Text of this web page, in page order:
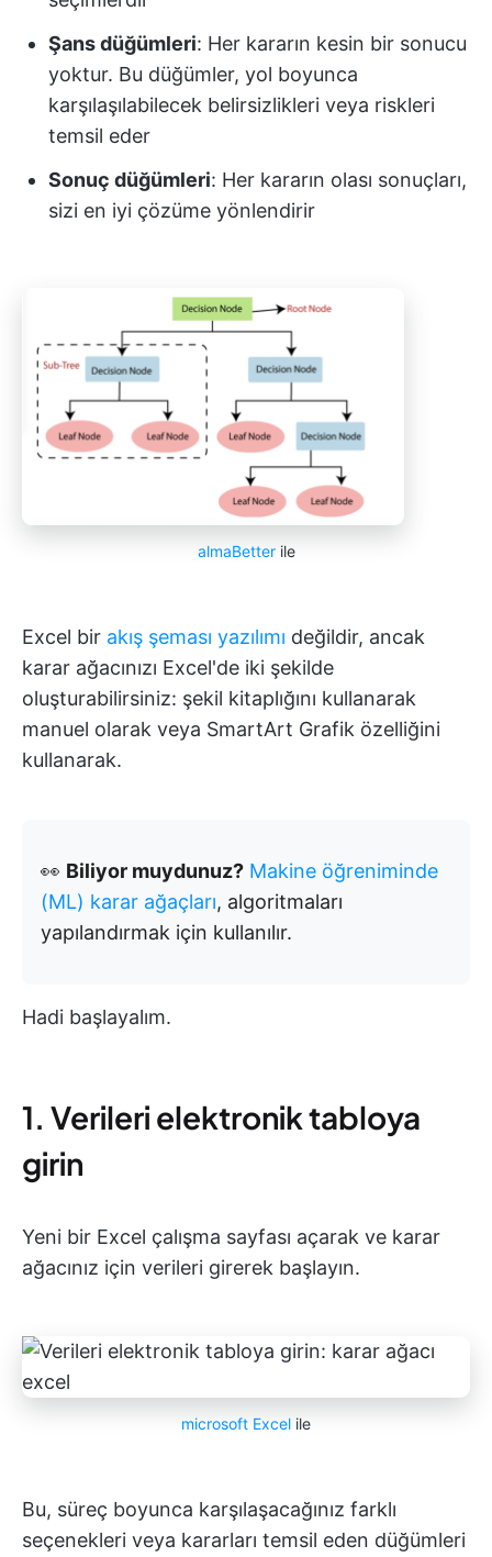
Şans düğümleri: Her kararın kesin bir sonucu
yoktur. Bu düğümler, yol boyunca
karşılaşılabilecek belirsizlikleri veya riskleri
temsil eder
Sonuç düğümleri: Her kararın olası sonuçları,
sizi en iyi çözüme yönlendirir
almaBetterile
Excel bir akış şeması yazılımı değildir, ancak
karar ağacınızı Excel'de iki şekilde
oluşturabilirsiniz: şekil kitaplığını kullanarak
manuel olarak veya SmartArt Grafik özelliğini
kullanarak.
👀 Biliyor muydunuz? Makine öğreniminde
(ML) karar ağaçları, algoritmaları
yapılandırmak için kullanılır.
Hadi başlayalım.
1. Verileri elektronik tabloya
girin
Yeni bir Excel çalışma sayfası açarak ve karar
ağacınız için verileri girerek başlayın.
microsoft Excel ile
Bu, süreç boyunca karşılaşacağınız farklı
seçenekleri veya kararları temsil eden düğümleri